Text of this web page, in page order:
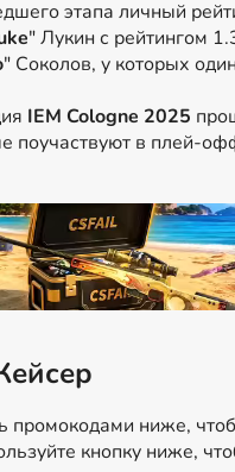
этапа личный
" Лукин с рейтингом
" Соколов, у которых
IEM Cologne 2025
поучаствуют в плей-
промокодами ниже,
кнопку ниже,